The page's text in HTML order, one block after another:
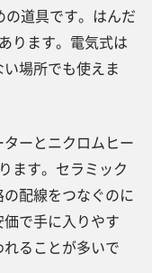
”ジョブ派
の道具です。はんだ
ります。電気式は
場所でも使えま
ーとニクロムヒー
ます。セラミック
配線をつなぐのに
で手に入りやす
ることが多いで